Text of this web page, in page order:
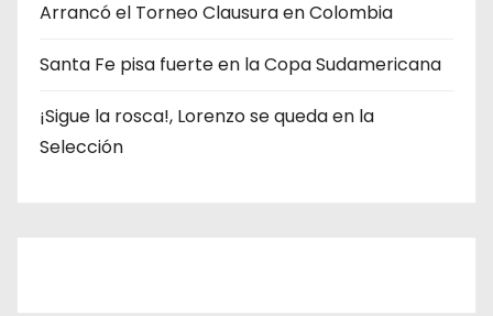
Arrancó el Torneo Clausura en Colombia
Santa Fe pisa fuerte en la Copa Sudamericana
¡Sigue la rosca!, Lorenzo se queda en la
Selección